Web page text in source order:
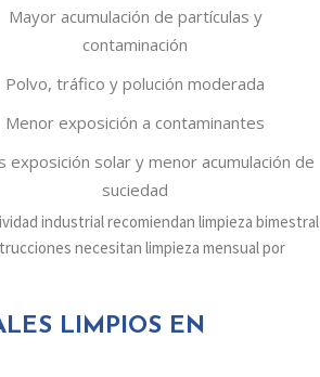
Mayor acumulación de partículas y
contaminación
Polvo, tráfico y polución moderada
Menor exposición a contaminantes
exposición solar y menor acumulación de
suciedad
industrial recomiendan limpieza bimestral
necesitan limpieza mensual por
LIMPIOS EN